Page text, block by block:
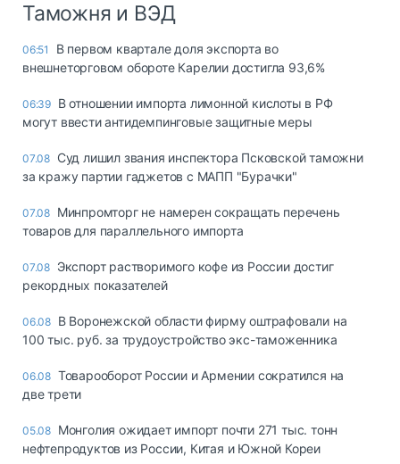
Таможня и ВЭД
06:51
В первом квартале доля экспорта во
внешнеторговом обороте Карелии достигла 93,6%
06:39 В отношении импорта лимонной кислоты в РФ
могут ввести антидемпинговые защитные меры
07.08 Суд лишил звания инспектора Псковской таможни
за кражу партии гаджетов с МАПП "Бурачки"
07.08 Минпромторг не намерен сокращать перечень
товаров для параллельного импорта
07.08 Экспорт растворимого кофе из России достиг
рекордных показателей
06.08 В Воронежской области фирму оштрафовали на
100 тыс. руб. за трудоустройство экс-таможенника
06.08 Товарооборот России и Армении сократился на
две трети
05.08 Монголия ожидает импорт почти 271 тыс. тонн
нефтепродуктов из России, Китая и Южной Кореи